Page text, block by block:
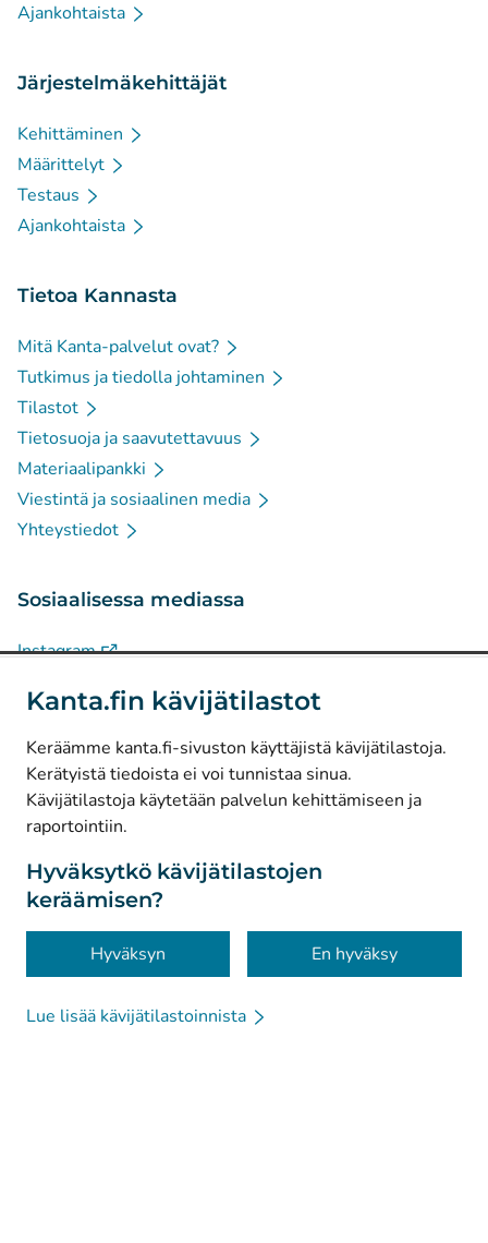
Kanta.fin kävijätilastot
Keräämme kanta.fi-sivuston käyttäjistä kävijätilastoja.
Kerätyistä tiedoista ei voi tunnistaa sinua.
Kävijätilastoja käytetään palvelun kehittämiseen ja
raportointiin.
Hyväksytkö kävijätilastojen
keräämisen?
Hyväksyn En hyväksy
Lue lisää kävijätilastoinnista
Ajankohtaista
Järjestelmäkehittäjät
Kehittäminen
Määrittelyt
Testaus
Ajankohtaista
Tietoa Kannasta
Mitä Kanta-palvelut ovat?
Tutkimus ja tiedolla johtaminen
Tilastot
Tietosuoja ja saavutettavuus
Materiaalipankki
Viestintä ja sosiaalinen media
Yhteystiedot
Sosiaalisessa mediassa
Instagram(Avautuu uuteen välilehteen)
Facebook(Avautuu uuteen välilehteen)
© Kanta-Palvelut, Kansaneläkelaitos
Tietosuoja
Tietoa sivustosta
Saavutettavuus
Evästeet